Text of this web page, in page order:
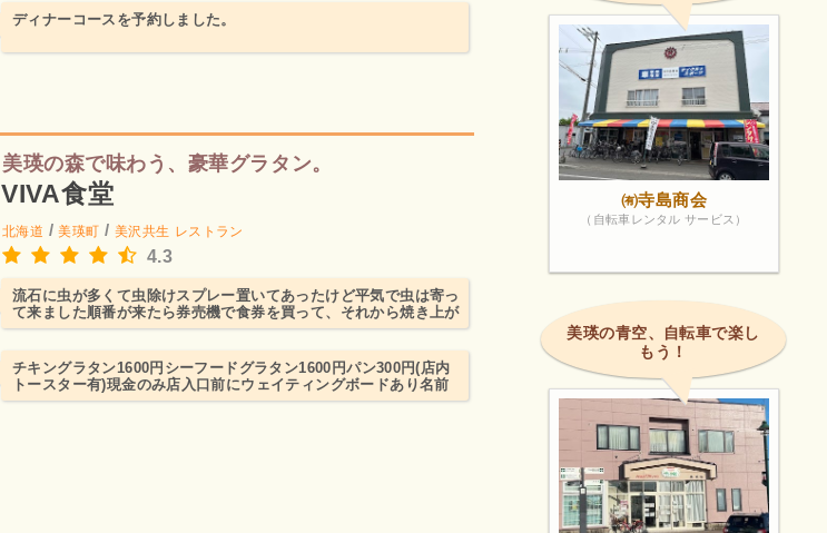
ディナーコースを予約しました。
美瑛の森で味わう、豪華グラタン。
VIVA食堂
北海道 /美瑛町 / 美沢共生 レストラン
4.3
流石に虫が多くて虫除けスプレー置いてあったけど平気で虫は寄っ
て来ました順番が来たら券売機で食券を買って、それから焼き上が
り30分なので、それ...
チキングラタン1600円シーフードグラタン1600円パン300円(店内
トースター有)現金のみ店入口前にウェイティングボードあり名前
人数書いて...
㈲寺島商会
（自転車レンタル サービス）
美瑛の青空、自転車で楽し
もう！